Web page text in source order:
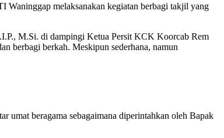
Waninggap melaksanakan kegiatan berbagi takjil yang
M.Si. di dampingi Ketua Persit KCK Koorcab Rem
berbagi berkah. Meskipun sederhana, namun
umat beragama sebagaimana diperintahkan oleh Bapak